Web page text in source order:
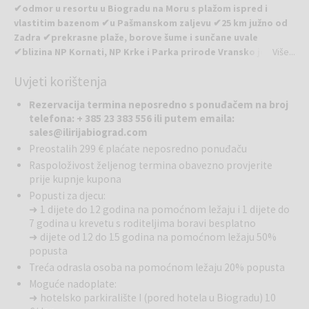
VIP tretman:svakodnevno besplatno korištenje bezalkoholnih pića
u mini baru, kuhalo za vodu, ponuda kave i čajeva, korištenje ogrtača
i papuča, paket hotelske kozmetike.
✔odmor u resortu u Biogradu na Moru s plažom ispred i
vlastitim bazenom ✔u Pašmanskom zaljevu ✔25 km južno od
Zadra ✔prekrasne plaže, borove šume i sunčane uvale
✔blizina NP Kornati, NP Krke i Parka prirode Vransko jezero
obale i dalmatinskog nautičkog raja ✔plaže okrunjene
sportsku rekreaciju ✔grijani unutarnji bazen u sklopu Hotela
Ilirija
Ilirija Resortsmješten u Pašmanskom zaljevu u Biogradu na Moru
nudi smještaj u objektima koji su smješteni na najatraktivnijim i
najprestižnijim lokacijama uz plaže okrunjene Plavom zastavom i s
prekrasnim pogledom na Pašmanski kanal.
Plaže u Ilirija Resortu: U neposrednoj blizini hotela, u centru Ilirija
Resorta nalazi se plaža kojoj se može pristupiti iz Hotela
Kornati, Ilirija te Adriatic. Na samoj plaži gosti mogu iznajmiti i
ležaljke i suncobrane. Nekoliko desetak metara južnije uz obalu, uz
prirodnu borovu šumu, također blizu Ilirija Resorta, nalazi
se šljunčana plaža, pogodna za boravak obitelji, kao i za djecu.
Više...
Uvjeti korištenja
Rezervacija termina neposredno s ponuđačem na broj
telefona: + 385 23 383 556 ili putem emaila:
sales@ilirijabiograd.com
Preostalih 299 € plaćate neposredno ponuđaču
Raspoloživost željenog termina obavezno provjerite
prije kupnje kupona
Popusti za djecu:
➜ 1 dijete do 12 godina na pomoćnom ležaju i 1 dijete do
7 godina u krevetu s roditeljima boravi besplatno
➜ dijete od 12 do 15 godina na pomoćnom ležaju 50%
popusta
Treća odrasla osoba na pomoćnom ležaju 20% popusta
Moguće nadoplate:
➜ hotelsko parkiralište I (pored hotela u Biogradu) 10